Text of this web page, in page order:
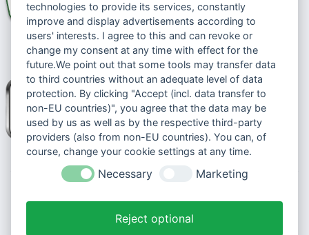
Cookie-Einstellungen ändern
technologies to provide its services, constantly
improve and display advertisements according to
users' interests. I agree to this and can revoke or
change my consent at any time with effect for the
future.We point out that some tools may transfer data
to third countries without an adequate level of data
protection. By clicking "Accept (incl. data transfer to
non-EU countries)", you agree that the data may be
used by us as well as by the respective third-party
providers (also from non-EU countries). You can, of
course, change your cookie settings at any time.
Necessary Marketing
Reject optional